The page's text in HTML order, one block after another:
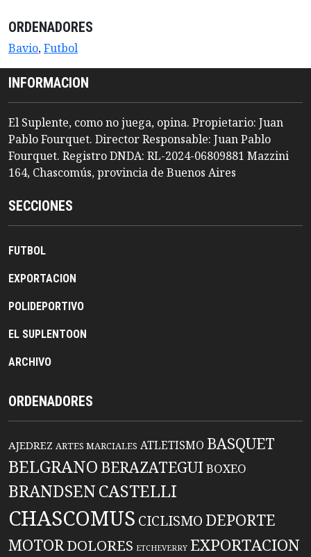
ORDENADORES
Bavio,Futbol
INFORMACION
El Suplente, como no juega, opina. Propietario: Juan
Pablo Fourquet. Director Responsable: Juan Pablo
Fourquet. Registro DNDA: RL-2024-06809881 Mazzini
164, Chascomús, provincia de Buenos Aires
SECCIONES
FUTBOL
EXPORTACION
POLIDEPORTIVO
EL SUPLENTOON
ARCHIVO
ORDENADORES
AJEDREZ ARTES MARCIALES ATLETISMO BASQUET
BELGRANO BERAZATEGUIBOXEO
BRANDSENCASTELLI
CHASCOMUS CICLISMO DEPORTE
MOTORDOLORES ETCHEVERRY EXPORTACION